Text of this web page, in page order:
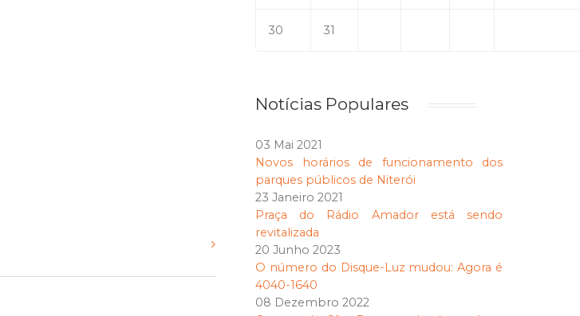
30 31
Notícias Populares
03 Mai 2021
Novos horários de funcionamento dos
parques públicos de Niterói
23 Janeiro 2021
Praça do Rádio Amador está sendo
revitalizada
20 Junho 2023
O número do Disque-Luz mudou: Agora é
4040-1640
08 Dezembro 2022